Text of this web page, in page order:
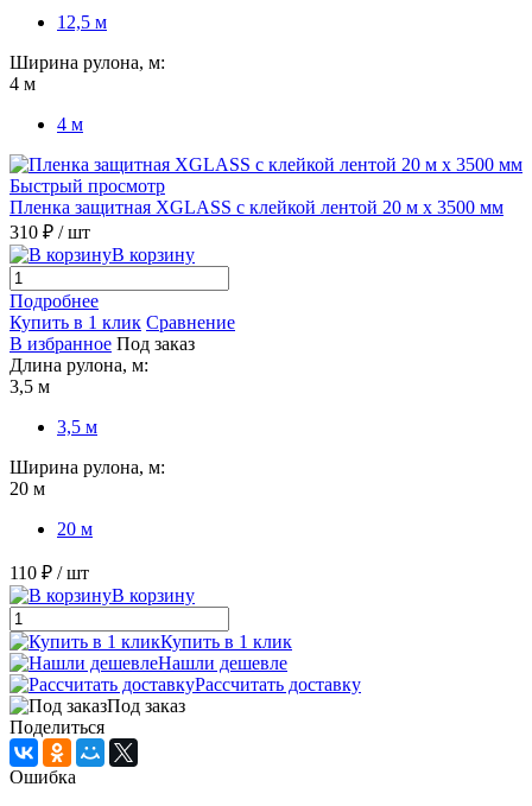
12,5 м
Ширина рулона, м:
4 м
4 м
Быстрый просмотр
Пленка защитная XGLASS с клейкой лентой 20 м х 3500 мм
310 ₽ / шт
В корзину
Подробнее
Купить в 1 клик Сравнение
В избранное Под заказ
Длина рулона, м:
3,5 м
3,5 м
Ширина рулона, м:
20 м
20 м
110 ₽ / шт
В корзину
Купить в 1 клик
Нашли дешевле
Рассчитать доставку
Под заказ
Поделиться
Ошибка